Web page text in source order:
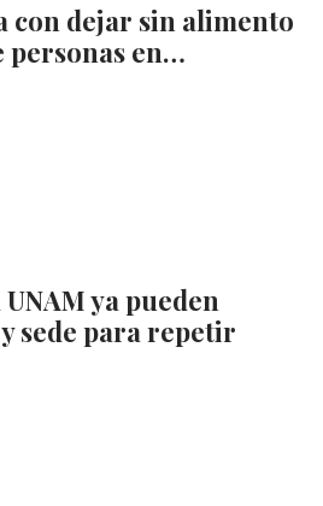
con dejar sin alimento
personas en…
ya pueden
sede para repetir